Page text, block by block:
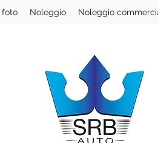
foto Noleggio Noleggio